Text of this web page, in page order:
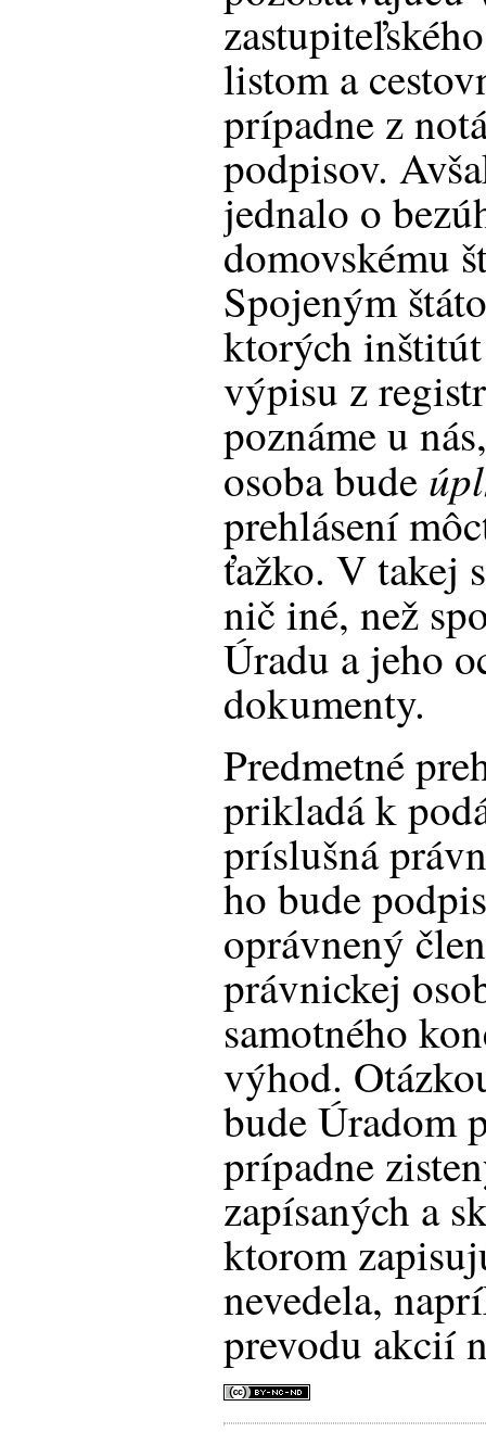
listom a
prípadne z
podpisov.
jednalo o
domovskému
Spojeným
ktorých
výpisu z
poznáme u
osoba bude
prehlásení
ťažko. V takej
nič iné, než
Úradu a jeho
dokumenty.
Predmetné
prikladá k
príslušná
ho bude
oprávnený
právnickej
samotného
výhod.
bude Úradom
prípadne
zapísaných a
ktorom
nevedela,
prevodu akcií